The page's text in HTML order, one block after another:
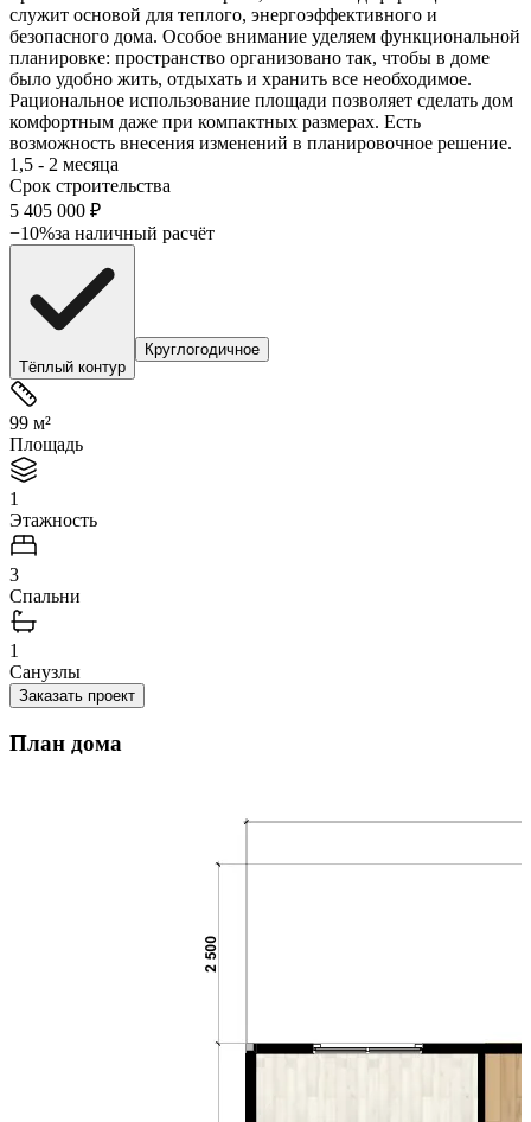
служит основой для теплого, энергоэффективного и
безопасного дома. Особое внимание уделяем функциональной
планировке: пространство организовано так, чтобы в доме
было удобно жить, отдыхать и хранить все необходимое.
Рациональное использование площади позволяет сделать дом
комфортным даже при компактных размерах. Есть
возможность внесения изменений в планировочное решение.
1,5 - 2 месяца
Срок строительства
5 405 000 ₽
−10%за наличный расчёт
Тёплый контур
Круглогодичное
99 м²
Площадь
1
Этажность
3
Спальни
1
Санузлы
Заказать проект
План дома